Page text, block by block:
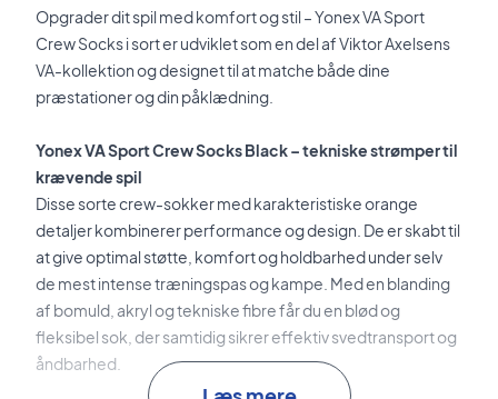
Opgrader dit spil med komfort og stil – Yonex VA Sport
Crew Socks i sort er udviklet som en del af Viktor Axelsens
VA-kollektion og designet til at matche både dine
præstationer og din påklædning.
Yonex VA Sport Crew Socks Black – tekniske strømper til
krævende spil
Disse sorte crew-sokker med karakteristiske orange
detaljer kombinerer performance og design. De er skabt til
at give optimal støtte, komfort og holdbarhed under selv
de mest intense træningspas og kampe. Med en blanding
af bomuld, akryl og tekniske fibre får du en blød og
fleksibel sok, der samtidig sikrer effektiv svedtransport og
åndbarhed.